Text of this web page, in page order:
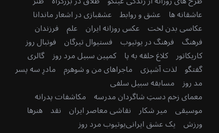
عاشقانه ها عشق و روابط عشقبازی در اشعار ماندانا
عکاسی بدن لخت عکس روزانه ایران علم فرزندان
فرهنگ فرهنگ در یوتیوب فستیوال تیرگان فوتبال روز
کاریکاتور کلاغ حلقه به پا کمپین سبیل مرد روز گالری
گفتگو لذت آشپزی ماجراهای من و شوهرم مادرِ سه پسر
مد روز مسابقه سبیل سلفی
معمای زخم دستِ شاگردان مدرسه مکاشفات پدرانه
موسیقی میر شکار نقاشی معاصر ایران نقد هنرها
ورزش یک عشق ایرانییوتیوب مرد روز